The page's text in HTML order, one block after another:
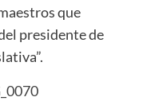
que
presidente de